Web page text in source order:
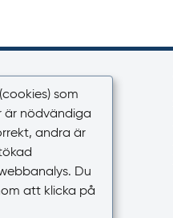
som
är nödvändiga
andra är
Du
att klicka på